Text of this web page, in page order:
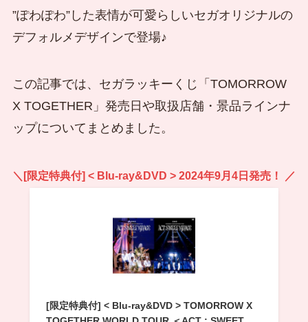
”ぽわぽわ”した表情が可愛らしいセガオリジナルの
デフォルメデザインで登場♪
この記事では、セガラッキーくじ「TOMORROW
X TOGETHER」発売日や取扱店舗・景品ラインナ
ップについてまとめました。
＼[限定特典付] < Blu-ray&DVD > 2024年9月4日発売！ ／
[限定特典付] < Blu-ray&DVD > TOMORROW X